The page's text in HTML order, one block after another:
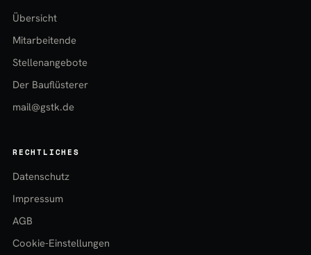
Übersicht
Mitarbeitende
Stellenangebote
Der Bauflüsterer
mail@gstk.de
RECHTLICHES
Datenschutz
Impressum
AGB
Cookie-Einstellungen